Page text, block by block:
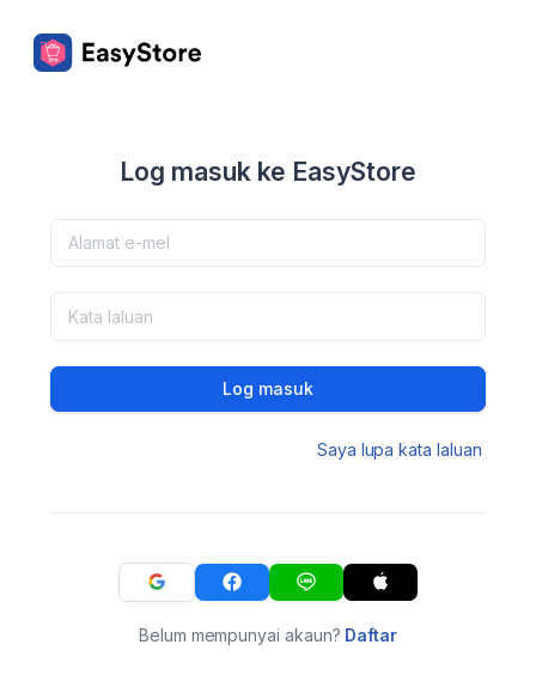
Log masuk ke EasyStore
Log masuk
Saya lupa kata laluan
Belum mempunyai akaun? Daftar